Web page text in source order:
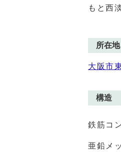
もと西
所在地
大阪市
構造
鉄筋コ
亜鉛メ